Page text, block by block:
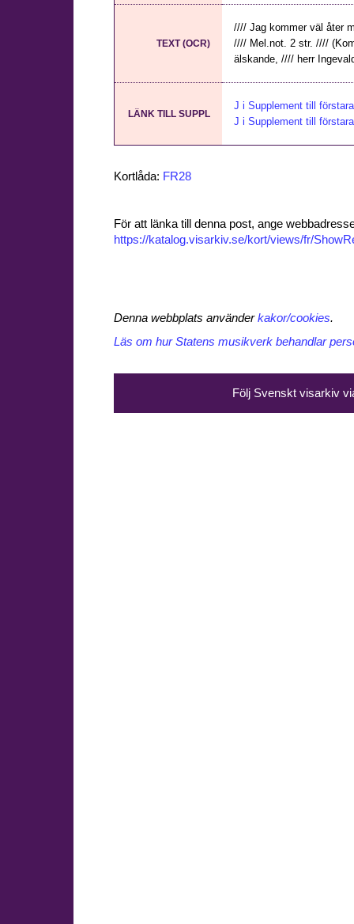
TEXT (OCR)
//// Jag kommer väl åter
//// Mel.not. 2 str. ////
älskande, //// herr
LÄNK TILL SUPPL
J i Supplement till
J i Supplement till
Kortlåda: FR28
För att länka till denna post, ange
https://katalog.visarkiv.se/kort/views/fr/
Denna webbplats använderkakor/cookies.
Läs om hur Statens musikverk behandlar
Följ Svenskt visarkiv